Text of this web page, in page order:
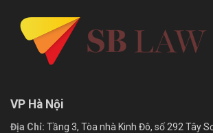
VP Hà Nội
Địa Chỉ: Tầng 3, Tòa nhà Kinh Đô, số 292 Tây